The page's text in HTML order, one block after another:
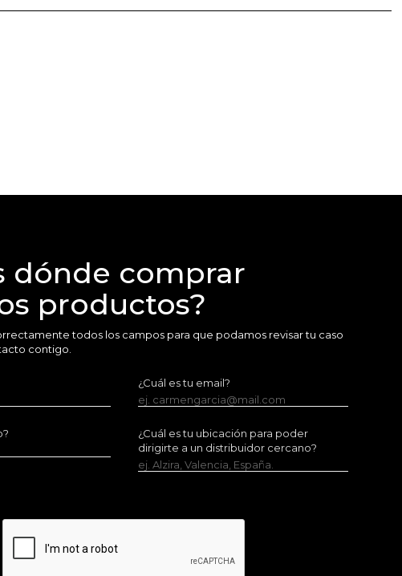
dónde comprar
productos?
todos los campos para que podamos revisar tu caso
contigo.
¿Cuál es tu email?
ej. carmengarcia@mail.com
¿Cuál es tu ubicación para poder
dirigirte a un distribuidor cercano?
ej. Alzira, Valencia, España.